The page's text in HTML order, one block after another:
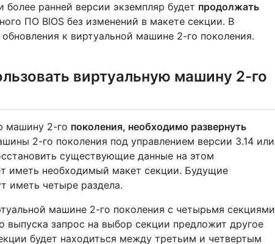
ранней версии экземпляр будет продолжать
ПО BIOS без изменений в макете секции. В
к виртуальной машине 2-го поколения.
виртуальную машину 2-го
машину 2-го поколения, необходимо развернуть
2-го поколения под управлением версии 3.14 или
существующие данные на этом
иметь необходимый макет секции. Будущие
иметь четыре раздела.
машине 2-го поколения с четырьмя секциями
выпуска запрос на выбор секции предложит другое
будет находиться между третьим и четвертым